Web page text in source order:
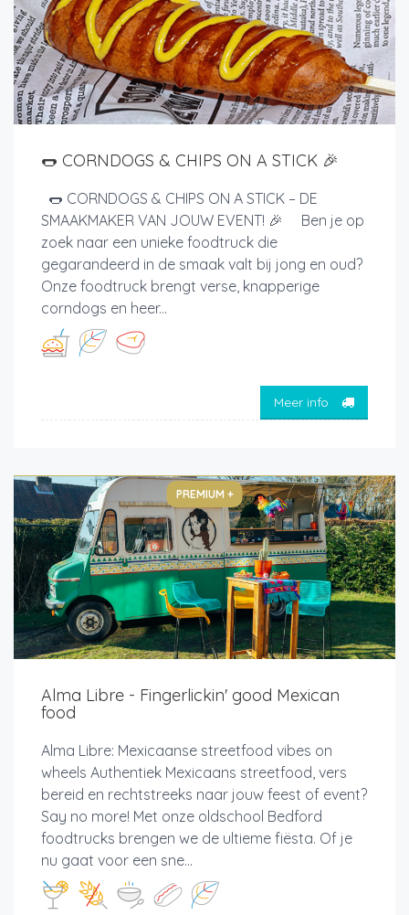
🌭 CORNDOGS & CHIPS ON A STICK 🎉
🌭 CORNDOGS & CHIPS ON A STICK – DE
SMAAKMAKER VAN JOUW EVENT! 🎉 Ben je op
zoek naar een unieke foodtruck die
gegarandeerd in de smaak valt bij jong en oud?
Onze foodtruck brengt verse, knapperige
corndogs en heer...
Meer info
PREMIUM +
Alma Libre - Fingerlickin' good Mexican
food
Alma Libre: Mexicaanse streetfood vibes on
wheels Authentiek Mexicaans streetfood, vers
bereid en rechtstreeks naar jouw feest of event?
Say no more! Met onze oldschool Bedford
foodtrucks brengen we de ultieme fiësta. Of je
nu gaat voor een sne...